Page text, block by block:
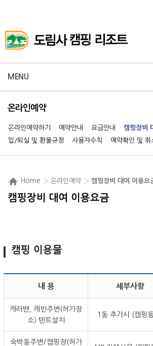
MENU
온라인예약
온라인예약하기 예약안내 요금안내
캠핑장비
입/퇴실 및 환불규정
사용자수칙 예약확인 및 취
Home › 온라인예약 › 캠핑장비 대여 이용요
캠핑장비 대여 이용요금
캠핑 이용물
내 용 세부사항
캐러밴, 캐빈주변(허가장
소) 텐트설치
1동 추가시 (캠핑
숙박동주변/캠핑장(허가